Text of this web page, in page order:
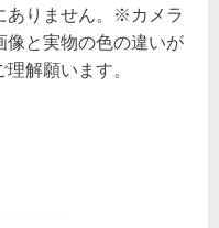
ありません。※カメラ
と実物の色の違いが
解願います。